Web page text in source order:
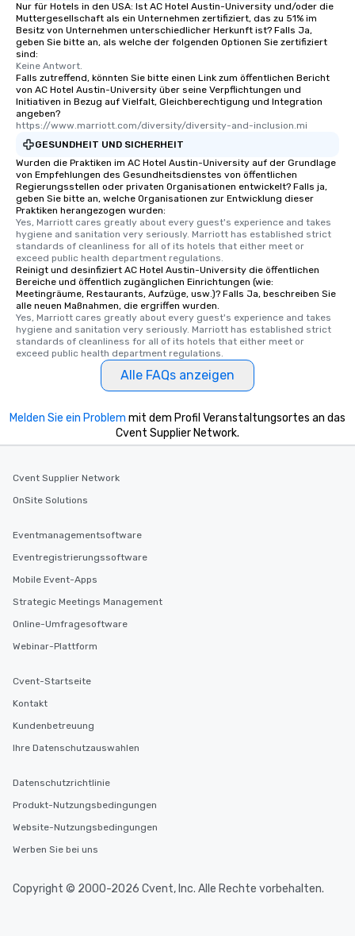
Nur für Hotels in den USA: Ist AC Hotel Austin-University und/oder die
Muttergesellschaft als ein Unternehmen zertifiziert, das zu 51% im
Besitz von Unternehmen unterschiedlicher Herkunft ist? Falls Ja,
geben Sie bitte an, als welche der folgenden Optionen Sie zertifiziert
sind:
Keine Antwort.
Falls zutreffend, könnten Sie bitte einen Link zum öffentlichen Bericht
von AC Hotel Austin-University über seine Verpflichtungen und
Initiativen in Bezug auf Vielfalt, Gleichberechtigung und Integration
angeben?
https://www.marriott.com/diversity/diversity-and-inclusion.mi
GESUNDHEIT UND SICHERHEIT
Wurden die Praktiken im AC Hotel Austin-University auf der Grundlage
von Empfehlungen des Gesundheitsdienstes von öffentlichen
Regierungsstellen oder privaten Organisationen entwickelt? Falls ja,
geben Sie bitte an, welche Organisationen zur Entwicklung dieser
Praktiken herangezogen wurden:
Yes, Marriott cares greatly about every guest's experience and takes
hygiene and sanitation very seriously. Marriott has established strict
standards of cleanliness for all of its hotels that either meet or
exceed public health department regulations.
Reinigt und desinfiziert AC Hotel Austin-University die öffentlichen
Bereiche und öffentlich zugänglichen Einrichtungen (wie:
Meetingräume, Restaurants, Aufzüge, usw.)? Falls Ja, beschreiben Sie
alle neuen Maßnahmen, die ergriffen wurden.
Yes, Marriott cares greatly about every guest's experience and takes
hygiene and sanitation very seriously. Marriott has established strict
standards of cleanliness for all of its hotels that either meet or
exceed public health department regulations.
Alle FAQs anzeigen
Melden Sie ein Problem mit dem Profil Veranstaltungsortes an das
Cvent Supplier Network.
Cvent Supplier Network
OnSite Solutions
Eventmanagementsoftware
Eventregistrierungssoftware
Mobile Event-Apps
Strategic Meetings Management
Online-Umfragesoftware
Webinar-Plattform
Cvent-Startseite
Kontakt
Kundenbetreuung
Ihre Datenschutzauswahlen
Datenschutzrichtlinie
Produkt-Nutzungsbedingungen
Website-Nutzungsbedingungen
Werben Sie bei uns
Copyright © 2000-2026 Cvent, Inc. Alle Rechte vorbehalten.